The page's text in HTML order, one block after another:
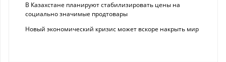
В Казахстане планируют стабилизировать цены на
социально значимые продтовары
Новый экономический кризис может вскоре накрыть мир